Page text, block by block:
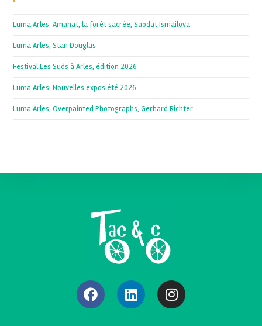
Luma Arles: Amanat, la forêt sacrée, Saodat Ismailova
Luma Arles, Stan Douglas
Festival Les Suds à Arles, édition 2026
Luma Arles: Nouvelles expos été 2026
Luma Arles: Overpainted Photographs, Gerhard Richter